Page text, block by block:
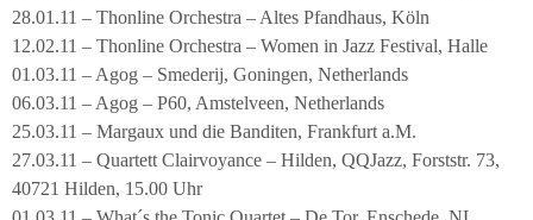
28.01.11 – Thonline Orchestra – Altes Pfandhaus, Köln
12.02.11 – Thonline Orchestra – Women in Jazz Festival, Halle
01.03.11 – Agog – Smederij, Goningen, Netherlands
06.03.11 – Agog – P60, Amstelveen, Netherlands
25.03.11 – Margaux und die Banditen, Frankfurt a.M.
27.03.11 – Quartett Clairvoyance – Hilden, QQJazz, Forststr. 73,
40721 Hilden, 15.00 Uhr